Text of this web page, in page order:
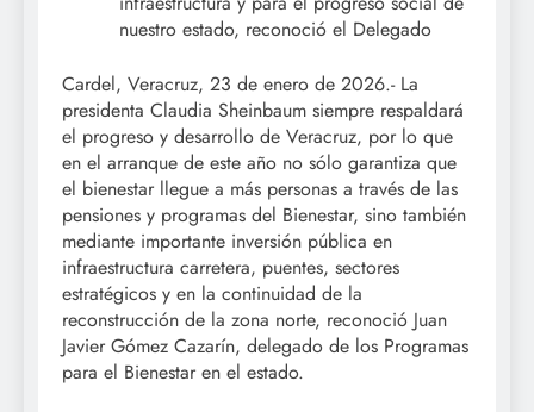
nuestro estado, reconoció el Delegado
Cardel, Veracruz, 23 de enero de 2026.- La
presidenta Claudia Sheinbaum siempre respaldará
el progreso y desarrollo de Veracruz, por lo que
en el arranque de este año no sólo garantiza que
el bienestar llegue a más personas a través de las
pensiones y programas del Bienestar, sino también
mediante importante inversión pública en
infraestructura carretera, puentes, sectores
estratégicos y en la continuidad de la
reconstrucción de la zona norte, reconoció Juan
Javier Gómez Cazarín, delegado de los Programas
para el Bienestar en el estado.